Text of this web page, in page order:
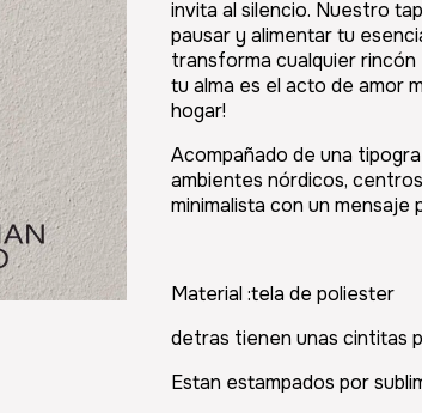
invita al silencio. Nuestro
pausar y alimentar tu
transforma cualquier
tu alma es el acto de amor
hogar!
Acompañado de una
ambientes nórdicos,
minimalista con un mensaje
Material :tela de poliester
detras tienen unas cintitas
Estan estampados por